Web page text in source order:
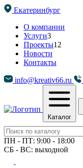
Екатеринбург
О компании
Услуги3
Проекты12
Новости
Контакты
info@kreativ66.ru
Каталог
ПН - ПТ: 9:00 - 18:00
СБ - ВС: выходной